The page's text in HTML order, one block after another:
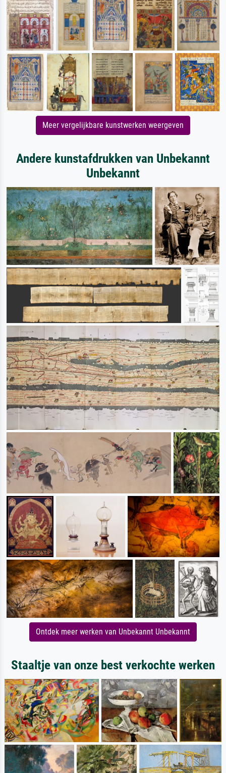
Meer vergelijkbare kunstwerken weergeven
Andere kunstafdrukken van Unbekannt
Unbekannt
Ontdek meer werken van Unbekannt Unbekannt
Staaltje van onze best verkochte werken